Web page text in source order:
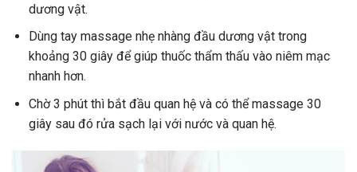
dương vật.
Dùng tay massage nhẹ nhàng đầu dương vật trong
khoảng 30 giây để giúp thuốc thẩm thấu vào niêm mạc
nhanh hơn.
Chờ 3 phút thì bắt đầu quan hệ và có thể massage 30
giây sau đó rửa sạch lại với nước và quan hệ.